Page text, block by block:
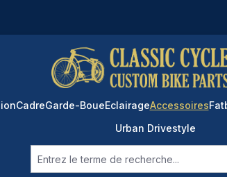
CadreGarde-BoueEclairageAccessoires
Urban Drivestyle